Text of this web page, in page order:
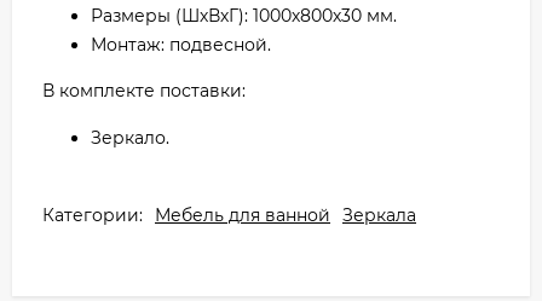
Размеры (ШхВхГ): 1000х800х30 мм.
Монтаж: подвесной.
В комплекте поставки:
Зеркало.
Категории: Мебель для ванной Зеркала